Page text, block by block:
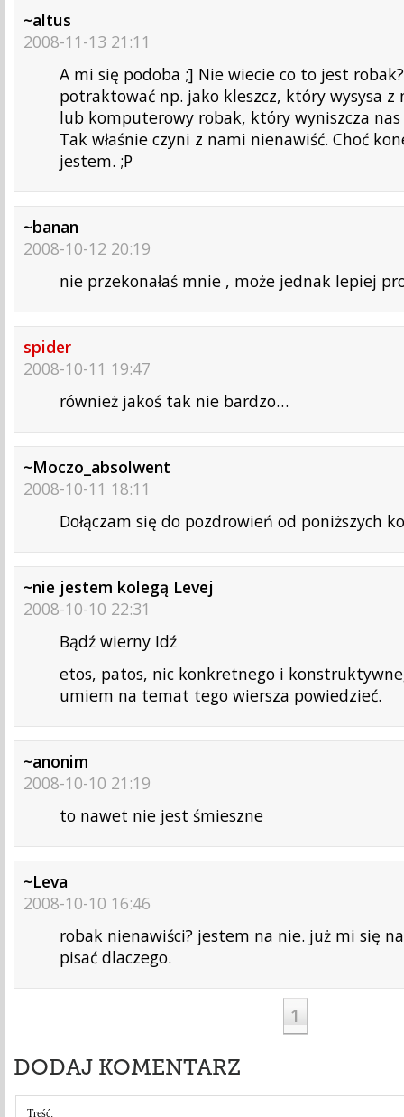
~altus
2008-11-13 21:11
A mi się podoba ;] Nie wiecie co to jest
potraktować np. jako kleszcz, który wysysa z
lub komputerowy robak, który wyniszcza nas
Tak właśnie czyni z nami nienawiść. Choć
jestem. ;P
~banan
2008-10-12 20:19
nie przekonałaś mnie , może jednak lepiej
spider
2008-10-11 19:47
również jakoś tak nie bardzo…
~Moczo_absolwent
2008-10-11 18:11
Dołączam się do pozdrowień od poniższych
~nie jestem kolegą Levej
2008-10-10 22:31
Bądź wierny Idź
etos, patos, nic konkretnego i
umiem na temat tego wiersza powiedzieć.
~anonim
2008-10-10 21:19
to nawet nie jest śmieszne
~Leva
2008-10-10 16:46
robak nienawiści? jestem na nie. już mi się
pisać dlaczego.
1
DODAJ KOMENTARZ
Treść: